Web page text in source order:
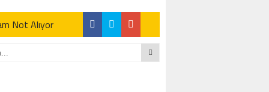
Not Alıyor